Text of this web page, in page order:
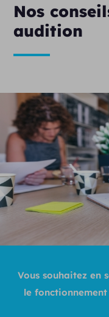
Nos
audition
Vous souhaitez en
le